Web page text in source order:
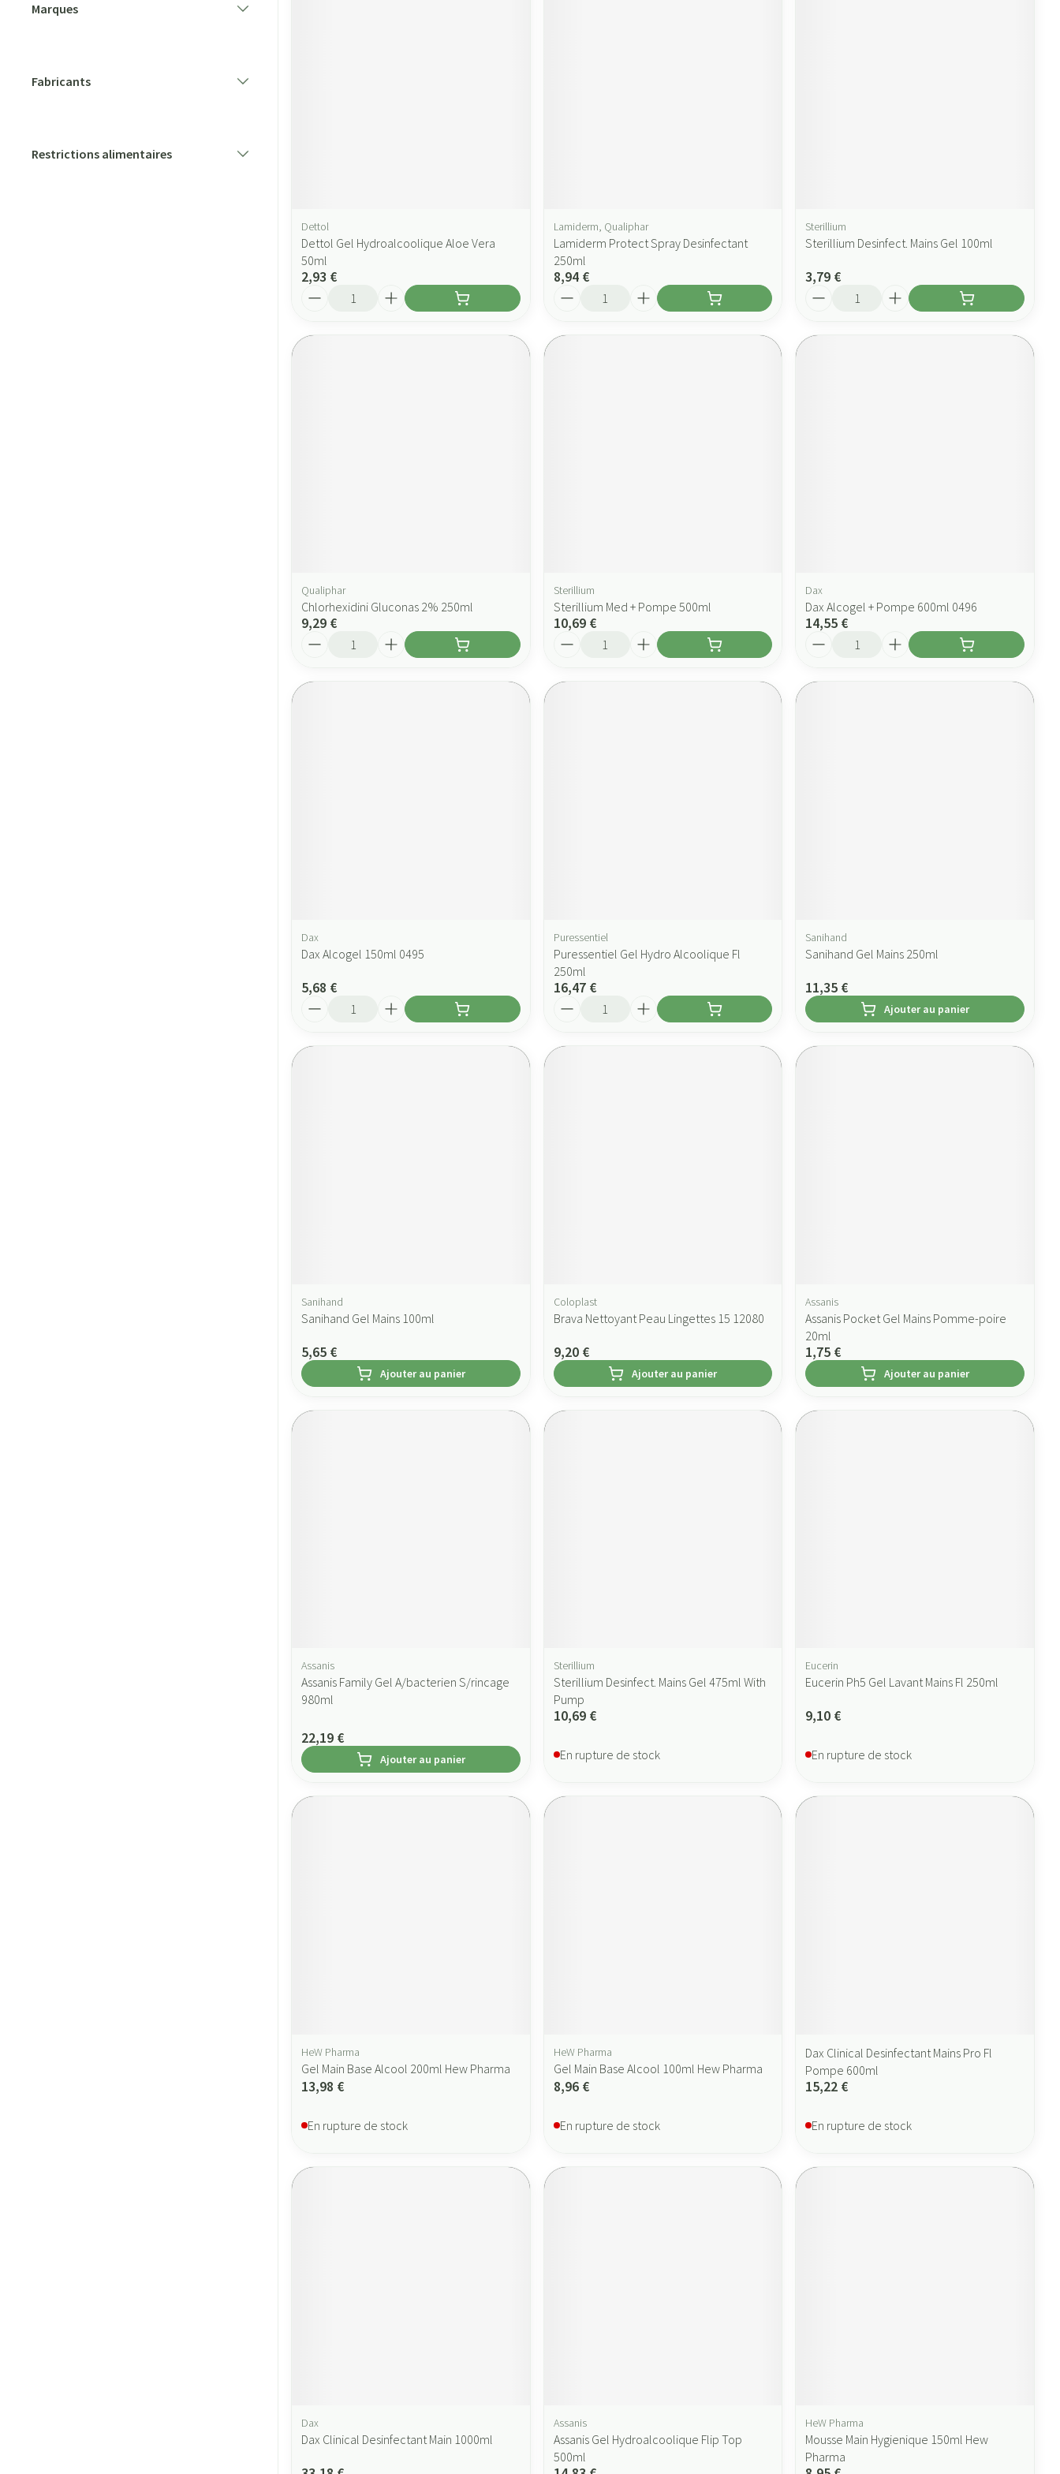
Marques
Fabricants
Restrictions alimentaires
Dettol
Dettol Gel Hydroalcoolique Aloe Vera
50ml
2,93 €
Lamiderm, Qualiphar
Lamiderm Protect Spray Desinfectant
250ml
8,94 €
Sterillium
Sterillium Desinfect. Mains Gel 100ml
3,79 €
Qualiphar
Chlorhexidini Gluconas 2% 250ml
9,29 €
Sterillium
Sterillium Med + Pompe 500ml
10,69 €
Dax
Dax Alcogel + Pompe 600ml 0496
14,55 €
Dax
Dax Alcogel 150ml 0495
5,68 €
Puressentiel
Puressentiel Gel Hydro Alcoolique Fl
250ml
16,47 €
Sanihand
Sanihand Gel Mains 250ml
11,35 €
Ajouter au panier
Sanihand
Sanihand Gel Mains 100ml
5,65 €
Ajouter au panier
Coloplast
Brava Nettoyant Peau Lingettes 15 12080
9,20 €
Ajouter au panier
Assanis
Assanis Pocket Gel Mains Pomme-poire
20ml
1,75 €
Ajouter au panier
Assanis
Assanis Family Gel A/bacterien S/rincage
980ml
22,19 €
Ajouter au panier
Sterillium
Sterillium Desinfect. Mains Gel 475ml With
Pump
10,69 €
En rupture de stock
Eucerin
Eucerin Ph5 Gel Lavant Mains Fl 250ml
9,10 €
En rupture de stock
HeW Pharma
Gel Main Base Alcool 200ml Hew Pharma
13,98 €
En rupture de stock
HeW Pharma
Gel Main Base Alcool 100ml Hew Pharma
8,96 €
En rupture de stock
Dax Clinical Desinfectant Mains Pro Fl
Pompe 600ml
15,22 €
En rupture de stock
Dax
Dax Clinical Desinfectant Main 1000ml
Assanis
Assanis Gel Hydroalcoolique Flip Top
500ml
HeW Pharma
Mousse Main Hygienique 150ml Hew
Pharma